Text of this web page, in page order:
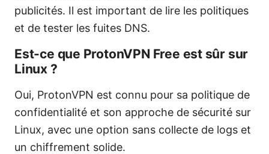
publicités. Il est important de lire les politiques
et de tester les fuites DNS.
Est-ce que ProtonVPN Free est sûr sur
Linux ?
Oui, ProtonVPN est connu pour sa politique de
confidentialité et son approche de sécurité sur
Linux, avec une option sans collecte de logs et
un chiffrement solide.